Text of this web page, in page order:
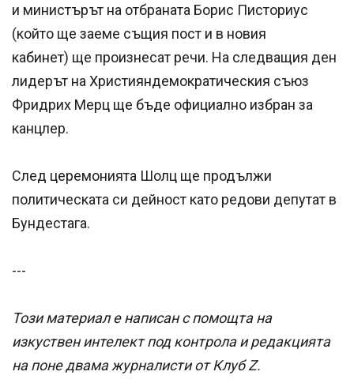
и министърът на отбраната Борис Писториус
(който ще заеме същия пост и в новия
кабинет) ще произнесат речи. На следващия ден
лидерът на Християндемократическия съюз
Фридрих Мерц ще бъде официално избран за
канцлер.
След церемонията Шолц ще продължи
политическата си дейност като редови депутат в
Бундестага.
---
Този материал е написан с помощта на
изкуствен интелект под контрола и редакцията
на поне двама журналисти от Клуб Z.